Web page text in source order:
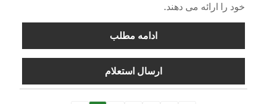
خود را ارائه می دهند.
ادامه مطلب
ارسال استعلام